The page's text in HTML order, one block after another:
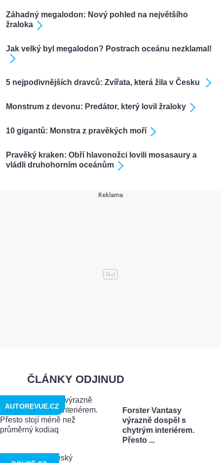
Záhadný megalodon: Nový pohled na největšího
žraloka
Jak velký byl megalodon? Postrach oceánu nezklamal!
5 nejpodivnějších dravců: Zvířata, která žila v Česku
Monstrum z devonu: Predátor, který lovil žraloky
10 gigantů: Monstra z pravěkých moří
Pravěký kraken: Obří hlavonožci lovili mosasaury a
vládli druhohorním oceánům
ČLÁNKY ODJINUD
Forster Vantasy
výrazně dospěl s
chytrým interiérem.
Přesto ...
AUTOREVUE.CZ